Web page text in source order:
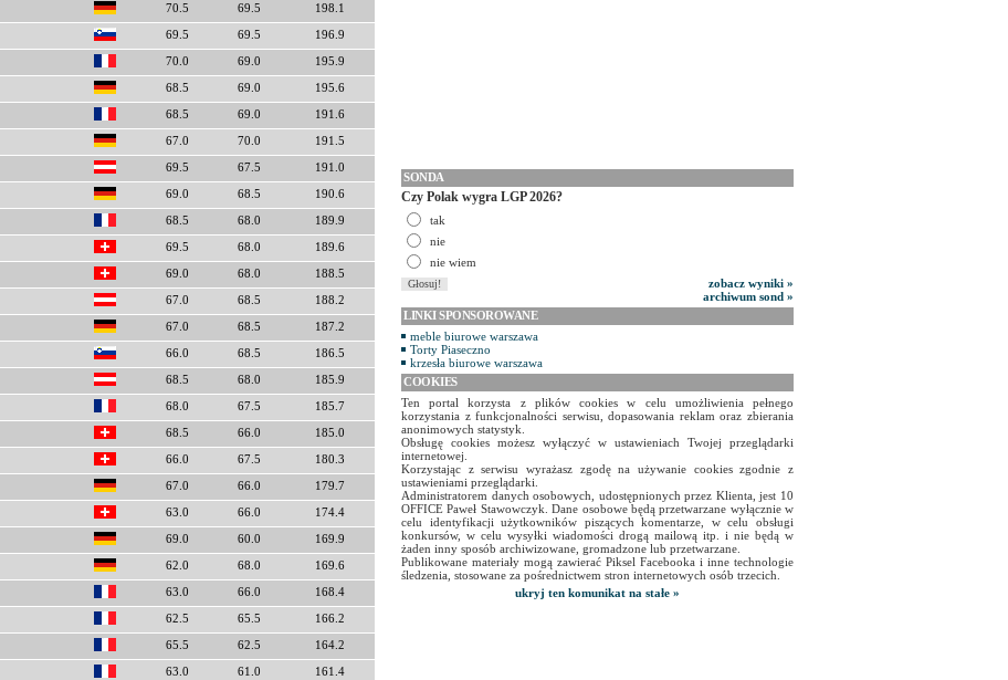
70.5 69.5 198.1
69.5 69.5 196.9
70.0 69.0 195.9
68.5 69.0 195.6
68.5 69.0 191.6
67.0 70.0 191.5
69.5 67.5 191.0
69.0 68.5 190.6
68.5 68.0 189.9
69.5 68.0 189.6
69.0 68.0 188.5
67.0 68.5 188.2
67.0 68.5 187.2
66.0 68.5 186.5
68.5 68.0 185.9
68.0 67.5 185.7
68.5 66.0 185.0
66.0 67.5 180.3
67.0 66.0 179.7
63.0 66.0 174.4
69.0 60.0 169.9
62.0 68.0 169.6
63.0 66.0 168.4
62.5 65.5 166.2
65.5 62.5 164.2
63.0 61.0 161.4
SONDA
Czy Polak wygra LGP 2026?
tak
nie
nie wiem
zobacz wyniki »
archiwum sond »
LINKI SPONSOROWANE
meble biurowe warszawa
Torty Piaseczno
krzesła biurowe warszawa
COOKIES
Ten portal korzysta z plików cookies w celu umożliwienia pełnego
korzystania z funkcjonalności serwisu, dopasowania reklam oraz zbierania
anonimowych statystyk.
Obsługę cookies możesz wyłączyć w ustawieniach Twojej przeglądarki
internetowej.
Korzystając z serwisu wyrażasz zgodę na używanie cookies zgodnie z
ustawieniami przeglądarki.
Administratorem danych osobowych, udostępnionych przez Klienta, jest 10
OFFICE Paweł Stawowczyk. Dane osobowe będą przetwarzane wyłącznie w
celu identyfikacji użytkowników piszących komentarze, w celu obsługi
konkursów, w celu wysyłki wiadomości drogą mailową itp. i nie będą w
żaden inny sposób archiwizowane, gromadzone lub przetwarzane.
Publikowane materiały mogą zawierać Piksel Facebooka i inne technologie
śledzenia, stosowane za pośrednictwem stron internetowych osób trzecich.
ukryj ten komunikat na stałe »